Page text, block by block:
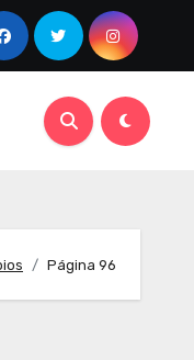
Página 96